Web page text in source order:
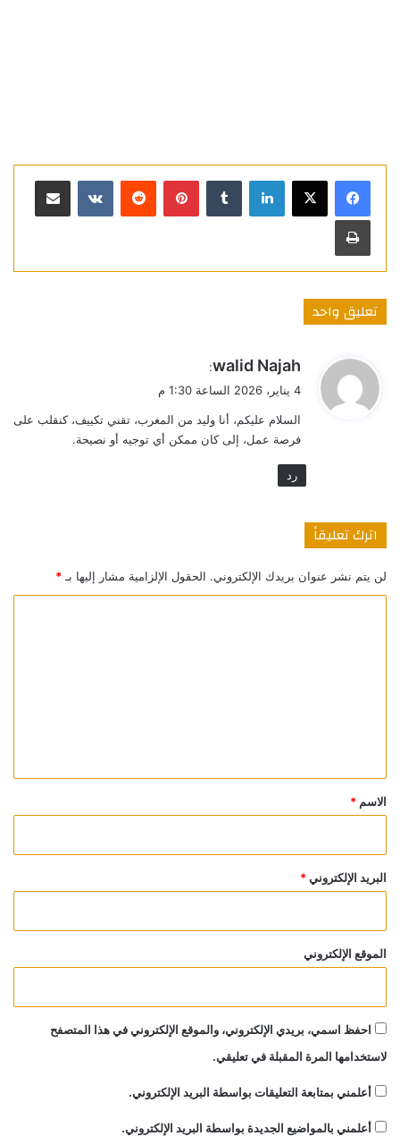
لينكدإن بينتيريست مشاركة عبر البريد
طباعة
تعليق واحد
ي
ل
walid Najah
:
4 يناير، 2026 الساعة 1:30 م
السلام عليكم، أنا وليد من المغرب، تقني تكييف، كنقلب على
فرصة عمل، إلى كان ممكن أي توجيه أو نصيحة.
رد
اترك تعليقاً
لن يتم نشر عنوان بريدك الإلكتروني. الحقول الإلزامية مشار إليها بـ *
*
الاسم *
البريد الإلكتروني*
الموقع الإلكتروني
احفظ اسمي، بريدي الإلكتروني، والموقع الإلكتروني في هذا المتصفح
لاستخدامها المرة المقبلة في تعليقي.
أعلمني بمتابعة التعليقات بواسطة البريد الإلكتروني.
أعلمني بالمواضيع الجديدة بواسطة البريد الإلكتروني.